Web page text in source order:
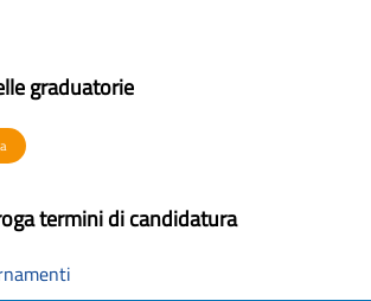
graduatorie
termini di candidatura